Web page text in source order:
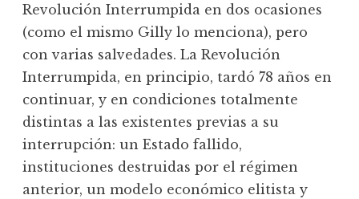
Revolución Interrumpida en dos ocasiones
(como el mismo Gilly lo menciona), pero
con varias salvedades. La Revolución
Interrumpida, en principio, tardó 78 años en
continuar, y en condiciones totalmente
distintas a las existentes previas a su
interrupción: un Estado fallido,
instituciones destruidas por el régimen
anterior, un modelo económico elitista y